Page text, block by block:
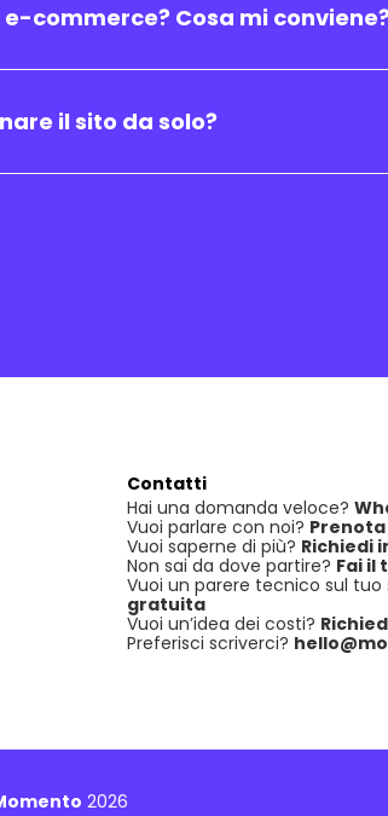
commerce? Cosa mi conviene?
il sito da solo?
Contatti
Hai una domanda veloce?
Vuoi parlare con noi?
Vuoi saperne di più? Richiedi
Non sai da dove partire? Fai il
Vuoi un parere tecnico sul tuo
gratuita
Vuoi un’idea dei costi?
Preferisci scriverci?
2026